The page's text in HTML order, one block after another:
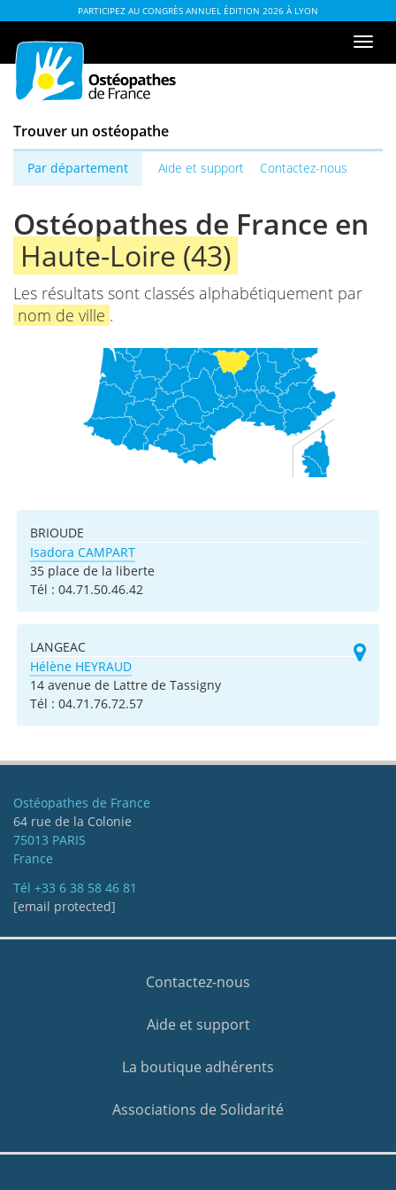
contenu
des
PARTICIPEZ AU CONGRÈS ANNUEL ÉDITION 2026 À LYON
de
Trouver un ostéopathe
Par département Aide et support Contactez-nous
Ostéopathes de France en
Haute-Loire (43)
Les résultats sont classés alphabétiquement par
nom de ville .
BRIOUDE
Isadora CAMPART
35 place de la liberte
Tél :04.71.50.46.42
LANGEAC
Hélène HEYRAUD
14 avenue de Lattre de Tassigny
Tél :04.71.76.72.57
Ostéopathes de France
64 rue de la Colonie
75013 PARIS
France
Tél +33 6 38 58 46 81
[email protected]
Contactez-nous
Aide et support
La boutique adhérents
Associations de Solidarité